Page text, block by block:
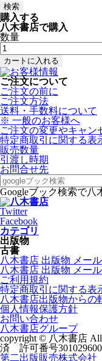
購入する
八木書店で購入
数量
ご注文について
ご注文の前に
ご注文方法
送料・手数料について
※ 一般のお客様へ
ご注文の変更やキャン
特定商取引に関する表
販売数量
引渡し時期
お問合せ先
Googleブック検索で八
Twitter
Facebook
カテゴリ
出版物
古書
八木書店 出版物 メー
八木書店 出版物 メー
ご利用規約
特定商取引に関する表
八木書店出版物からの
個人情報保護方針
お問い合わせ
八木書店グループ
copyright © 八木書店 All
済 許可番号
第二出版販売株式会社